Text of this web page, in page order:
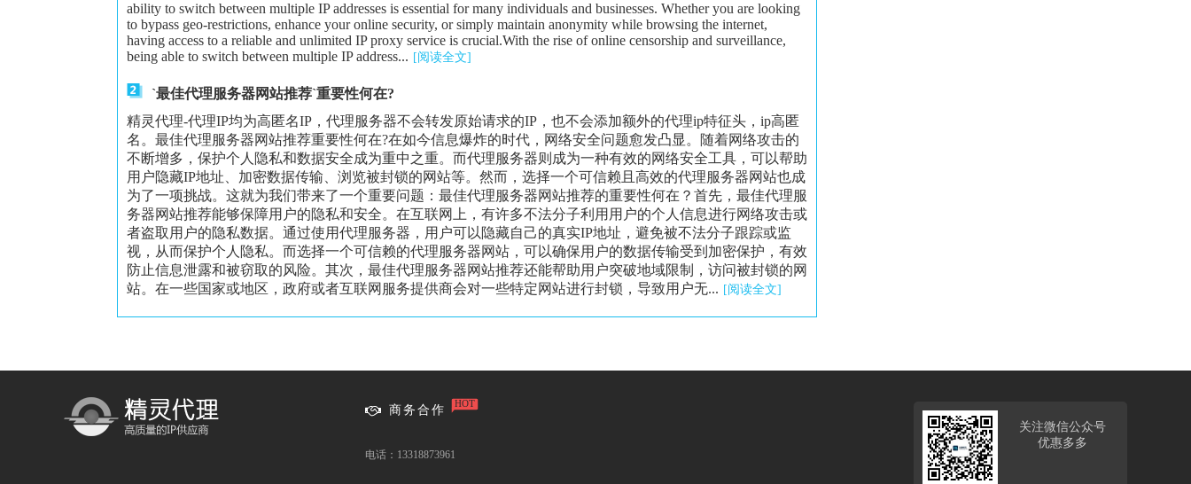
ability to switch between multiple IP addresses is essential for many individuals and businesses. Whether you are looking
to bypass geo-restrictions, enhance your online security, or simply maintain anonymity while browsing the internet,
having access to a reliable and unlimited IP proxy service is crucial.With the rise of online censorship and surveillance,
being able to switch between multiple IP address... [阅读全文]
`最佳代理服务器网站推荐`重要性何在?
精灵代理-代理IP均为高匿名IP，代理服务器不会转发原始请求的IP，也不会添加额外的代理ip特征头，ip高匿
名。最佳代理服务器网站推荐重要性何在?在如今信息爆炸的时代，网络安全问题愈发凸显。随着网络攻击的
不断增多，保护个人隐私和数据安全成为重中之重。而代理服务器则成为一种有效的网络安全工具，可以帮助
用户隐藏IP地址、加密数据传输、浏览被封锁的网站等。然而，选择一个可信赖且高效的代理服务器网站也成
为了一项挑战。这就为我们带来了一个重要问题：最佳代理服务器网站推荐的重要性何在？首先，最佳代理服
务器网站推荐能够保障用户的隐私和安全。在互联网上，有许多不法分子利用用户的个人信息进行网络攻击或
者盗取用户的隐私数据。通过使用代理服务器，用户可以隐藏自己的真实IP地址，避免被不法分子跟踪或监
视，从而保护个人隐私。而选择一个可信赖的代理服务器网站，可以确保用户的数据传输受到加密保护，有效
防止信息泄露和被窃取的风险。其次，最佳代理服务器网站推荐还能帮助用户突破地域限制，访问被封锁的网
站。在一些国家或地区，政府或者互联网服务提供商会对一些特定网站进行封锁，导致用户无... [阅读全文]
商务合作 HOT
电话：13318873961
关注微信公众号
优惠多多